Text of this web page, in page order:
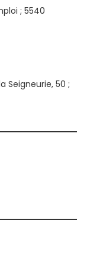
; 5540
Seigneurie, 50 ;